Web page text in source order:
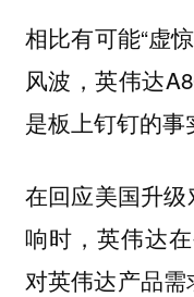
相比有可能“虚
风波，英伟达
是板上钉钉的事
在回应美国升
响时，英伟达
对英伟达产品